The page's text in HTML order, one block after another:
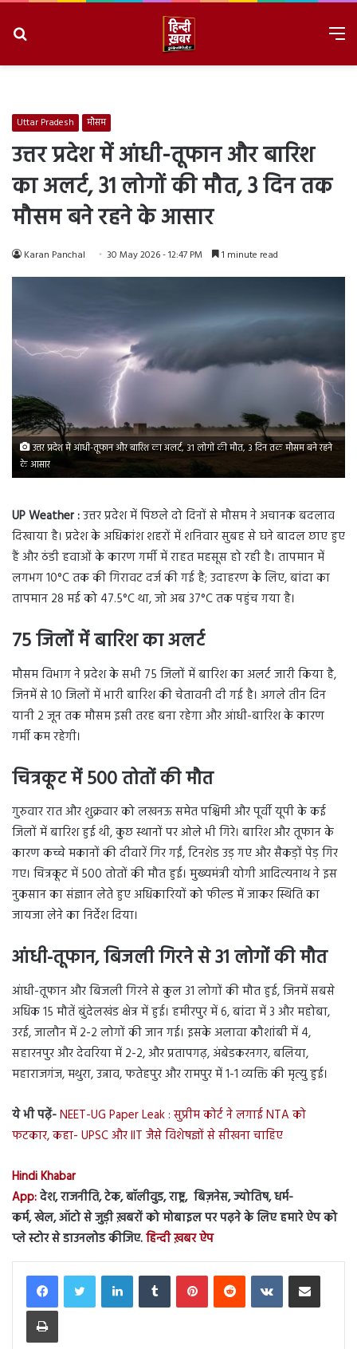
Uttar Pradesh मौसम
उत्तर प्रदेश में आंधी-तूफान और बारिश
का अलर्ट, 31 लोगों की मौत, 3 दिन तक
मौसम बने रहने के आसार
Karan Panchal 30 May 2026 - 12:47 PM 1 minute read
उत्तर प्रदेश में आंधी-तूफान और बारिश का अलर्ट, 31 लोगों की मौत, 3 दिन तक मौसम बने रहने
के आसार
UP Weather :उत्तर प्रदेश में पिछले दो दिनों से मौसम ने अचानक बदलाव
दिखाया है। प्रदेश के अधिकांश शहरों में शनिवार सुबह से घने बादल छाए हुए
हैं और ठंडी हवाओं के कारण गर्मी में राहत महसूस हो रही है। तापमान में
लगभग 10°C तक की गिरावट दर्ज की गई है; उदाहरण के लिए, बांदा का
तापमान 28 मई को 47.5°C था, जो अब 37°C तक पहुंच गया है।
75 जिलों में बारिश का अलर्ट
मौसम विभाग ने प्रदेश के सभी 75 जिलों में बारिश का अलर्ट जारी किया है,
जिनमें से 10 जिलों में भारी बारिश की चेतावनी दी गई है। अगले तीन दिन
यानी 2 जून तक मौसम इसी तरह बना रहेगा और आंधी-बारिश के कारण
गर्मी कम रहेगी।
चित्रकूट में 500 तोतों की मौत
गुरुवार रात और शुक्रवार को लखनऊ समेत पश्चिमी और पूर्वी यूपी के कई
जिलों में बारिश हुई थी, कुछ स्थानों पर ओले भी गिरे। बारिश और तूफान के
कारण कच्चे मकानों की दीवारें गिर गईं, टिनशेड उड़ गए और सैकड़ों पेड़ गिर
गए। चित्रकूट में 500 तोतों की मौत हुई। मुख्यमंत्री योगी आदित्यनाथ ने इस
नुकसान का संज्ञान लेते हुए अधिकारियों को फील्ड में जाकर स्थिति का
जायजा लेने का निर्देश दिया।
आंधी-तूफान, बिजली गिरने से 31 लोगों की मौत
आंधी-तूफान और बिजली गिरने से कुल 31 लोगों की मौत हुई, जिनमें सबसे
अधिक 15 मौतें बुंदेलखंड क्षेत्र में हुई। हमीरपुर में 6, बांदा में 3 और महोबा,
उरई, जालौन में 2-2 लोगों की जान गई। इसके अलावा कौशांबी में 4,
सहारनपुर और देवरिया में 2-2, और प्रतापगढ़, अंबेडकरनगर, बलिया,
महाराजगंज, मथुरा, उन्नाव, फतेहपुर और रामपुर में 1-1 व्यक्ति की मृत्यु हुई।
ये भी पढ़ें-NEET-UG Paper Leak : सुप्रीम कोर्ट ने लगाई NTA को
फटकार, कहा- UPSC और IIT जैसे विशेषज्ञों से सीखना चाहिए
Hindi Khabar
App:देश, राजनीति, टेक, बॉलीवुड, राष्ट्र, बिज़नेस, ज्योतिष, धर्म-
कर्म, खेल, ऑटो से जुड़ी ख़बरों को मोबाइल पर पढ़ने के लिए हमारे ऐप को
प्ले स्टोर से डाउनलोड कीजिए.हिन्दी ख़बर ऐप
LinkedInTumblr PinterestReddit VKontakteShare via Email
Print